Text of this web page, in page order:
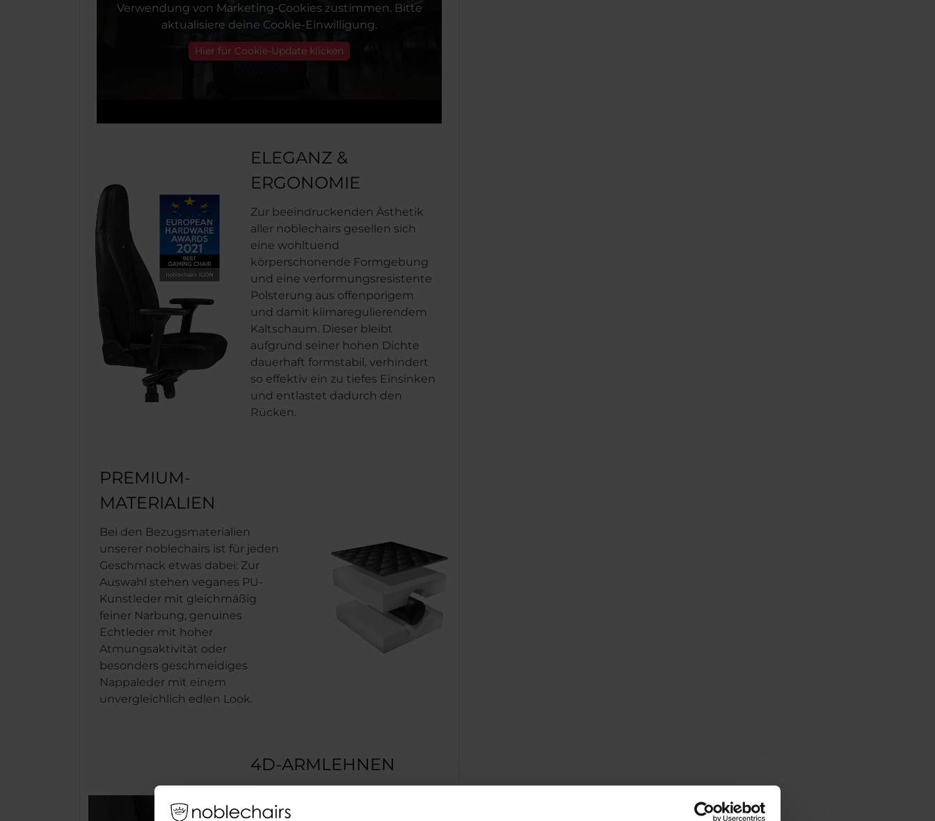
Verwendung von Marketing-Cookies zustimmen. Bitte
aktualisiere deine Cookie-Einwilligung.
Hier für Cookie-Update klicken
ELEGANZ &
ERGONOMIE
Zur beeindruckenden Ästhetik
aller noblechairs gesellen sich
eine wohltuend
körperschonende Formgebung
und eine verformungsresistente
Polsterung aus offenporigem
und damit klimaregulierendem
Kaltschaum. Dieser bleibt
aufgrund seiner hohen Dichte
dauerhaft formstabil, verhindert
so effektiv ein zu tiefes Einsinken
und entlastet dadurch den
Rücken.
PREMIUM-
MATERIALIEN
Bei den Bezugsmaterialien
unserer noblechairs ist für jeden
Geschmack etwas dabei: Zur
Auswahl stehen veganes PU-
Kunstleder mit gleichmäßig
feiner Narbung, genuines
Echtleder mit hoher
Atmungsaktivität oder
besonders geschmeidiges
Nappaleder mit einem
unvergleichlich edlen Look.
4D-ARMLEHNEN
bieten maximale